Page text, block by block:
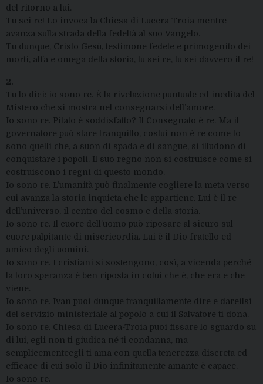
del ritorno a lui.
Tu sei re! Lo invoca la Chiesa di Lucera-Troia mentre
avanza sulla strada della fedeltà al suo Vangelo.
Tu dunque, Cristo Gesù, testimone fedele e primogenito dei
morti, alfa e omega della storia, tu sei re, tu sei davvero il re!
2.
Tu lo dici: io sono re. È la rivelazione puntuale ed inedita del
Mistero che si mostra nel consegnarsi dell’amore.
Io sono re. Pilato è soddisfatto? Il Consegnato è re. Ma il
governatore può stare tranquillo, costui non è re come lo
sono quelli che, a suon di spada e di sangue, si illudono di
conquistare i popoli. Il suo regno non si costruisce come si
costruiscono i regni di questo mondo.
Io sono re. L’umanità può finalmente cogliere la meta verso
cui avanza la storia inquieta che le appartiene. Lui è il re
dell’universo, il centro del cosmo e della storia.
Io sono re. Il cuore dell’uomo può riposare al sicuro sul
cuore palpitante di misericordia. Lui è il Dio fratello ed
amico degli uomini.
Io sono re. I cristiani si sostengono, così, a vicenda perché
la loro speranza è ben riposta in colui che è, che era e che
viene.
Io sono re. Ivan puoi dunque tranquillamente dire e dareilsì
del servizio ministeriale al popolo a cui il Salvatore ti dona.
Io sono re. Chiesa di Lucera-Troia puoi fissare lo sguardo su
di lui, egli non ti giudica né ti condanna, ma
semplicementeegli ti ama con quella tenerezza discreta ed
efficace di cui solo il Dio infinitamente amante è capace.
Io sono re.